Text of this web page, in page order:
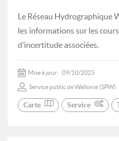
Le Réseau Hydrographique
les informations sur les
d’incertitude associées.
Mise à jour: 09/10/2025
Service public de Wallonie (SPW)
Carte Service